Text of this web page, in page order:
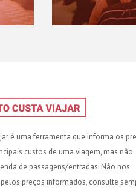
é uma ferramenta que informa os
custos de uma viagem, mas não
de passagens/entradas. Não nos
preços informados, consulte